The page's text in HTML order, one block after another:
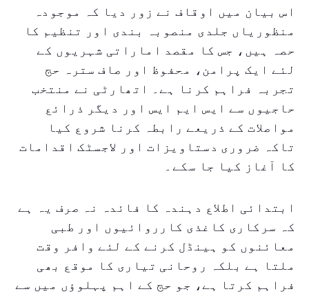
اس بیان میں اوقاف نے زور دیا کہ موجودہ
منظوریاں جلدی منصوبہ بندی اور تنظیم کا
حصہ ہیں، جس کا مقصد اماراتی شہریوں کے
لئے ایک پرامن، محفوظ اور صاف سترہ حج
تجربہ فراہم کرنا ہے۔ اتھارٹی نے منتخب
حاجیوں سے ایس ایم ایس اور دیگر ذرائع
مواصلات کے ذریعے رابطہ کرنا شروع کیا
تاکہ ضروری دستاویزات اور لاجسٹک اقدامات
کا آغاز کیا جا سکے۔
ابتدائی اطلاع دہندہ کا فائدہ نہ صرف یہ ہے
کہ سرکاری کاغذی کارروائیوں اور طبی
معائنوں کو ہینڈل کرنے کے لئے وافر وقت
ملتا ہے بلکہ روحانی تیاری کا موقع بھی
فراہم کرتا ہے، جو حج کے اہم پہلوؤں میں سے